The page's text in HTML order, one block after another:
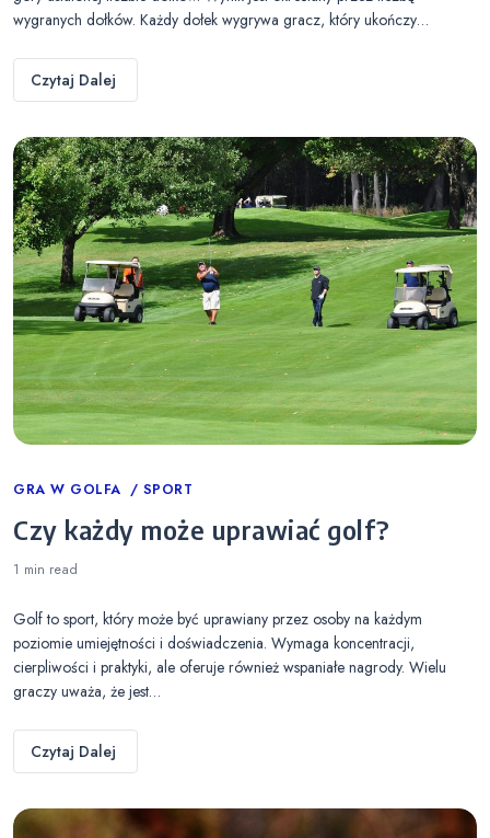
wygranych dołków. Każdy dołek wygrywa gracz, który ukończy…
Czytaj Dalej
Categories
GRA W GOLFA SPORT
Czy każdy może uprawiać golf?
1 min read
Golf to sport, który może być uprawiany przez osoby na każdym
poziomie umiejętności i doświadczenia. Wymaga koncentracji,
cierpliwości i praktyki, ale oferuje również wspaniałe nagrody. Wielu
graczy uważa, że jest…
Czytaj Dalej